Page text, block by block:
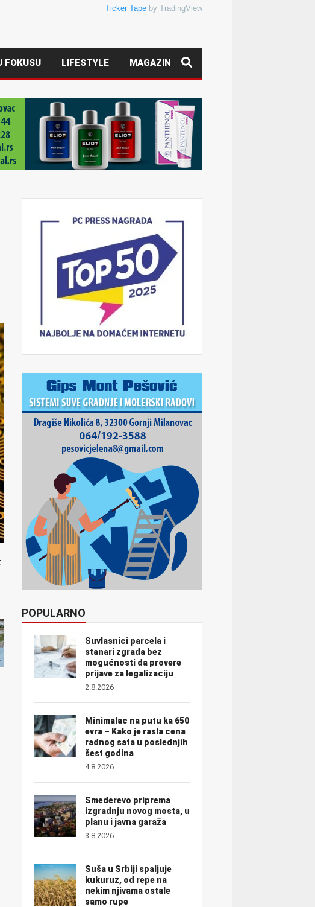
Ticker Tape by TradingView
FOKUSU LIFESTYLE MAGAZIN
POPULARNO
Suvlasnici parcela i
stanari zgrada bez
mogućnosti da provere
prijave za legalizaciju
2.8.2026
Minimalac na putu ka 650
evra – Kako je rasla cena
radnog sata u poslednjih
šest godina
4.8.2026
Smederevo priprema
izgradnju novog mosta, u
planu i javna garaža
3.8.2026
Suša u Srbiji spaljuje
kukuruz, od repe na
nekim njivama ostale
samo rupe